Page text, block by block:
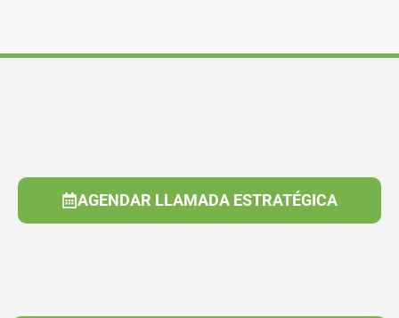
AGENDAR LLAMADA ESTRATÉGICA